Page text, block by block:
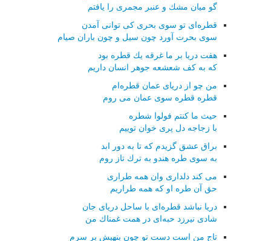
گو میان مشك و عنبر مجمری را یافتم
قطره‌ای تو سوی بحری كی توانی آمدن
سوی بحرت آورد چون سیل و چون باران صیام
هفت دریا بر ما غرقه یك قطره بود
كه به كف شعشعه جوهر انسان داریم
من چو از دریای عمان قطره‌ام
قطره قطره سوی عمان می روم
حیث ما كنتم فولوا شطره
با زجاجه دل پری خوان توییم
براق عشق گزیدم كه تا به دور ابد
به سوی طره هندو به ترك تاز روم
می كند دلداری وان همه طراری
حق آن طره او كه همه طراریم
دریا نباشد قطره‌ای با ساحل دریای جان
شادی نیرزد حبه‌ای در همت غمناك من
تاج من است دست تو چون بنهیش بر سرم